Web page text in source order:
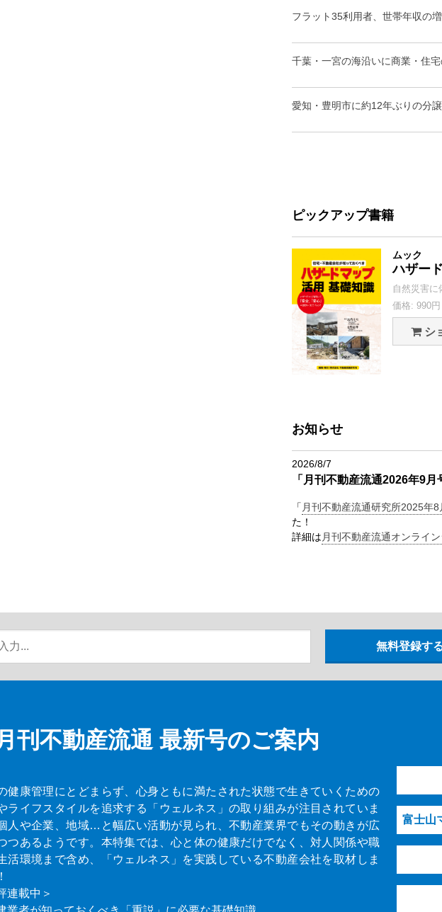
フラット35利用者、世帯年収の増
千葉・一宮の海沿いに商業・住
愛知・豊明市に約12年ぶりの分
ピックアップ書籍
ムック
ハザー
自然災害に
価格: 990円
シ
お知らせ
2026/8/7
「月刊不動産流通2026年9月
「 月刊不動産流通研究所2025年8
た！
詳細は 月刊不動産流通オンライ
刊不動産流通 最新号のご案内
健康管理にとどまらず、心身ともに満たされた状態で生きていくための
ライフスタイルを追求する「ウェルネス」の取り組みが注目されていま
人や企業、地域…と幅広い活動が見られ、不動産業界でもその動きが広
つあるようです。本特集では、心と体の健康だけでなく、対人関係や職
活環境まで含め、「ウェルネス」を実践している不動産会社を取材しま
連載中＞
富士山